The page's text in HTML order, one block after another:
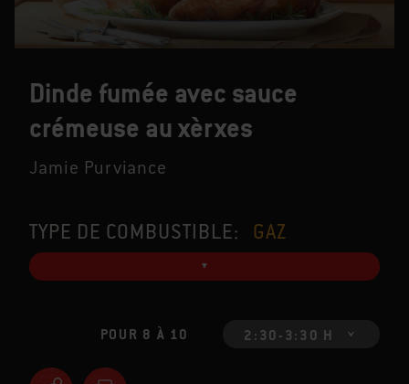
Dinde fumée avec sauce
crémeuse au xèrxes
Jamie Purviance
TYPE DE COMBUSTIBLE: GAZ
POUR 8 À 10 2:30-3:30 H